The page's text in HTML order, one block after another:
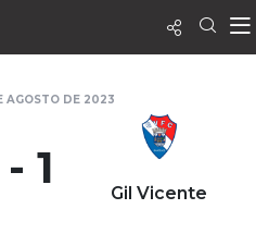
AGOSTO DE 2023
1 Gil Vicente